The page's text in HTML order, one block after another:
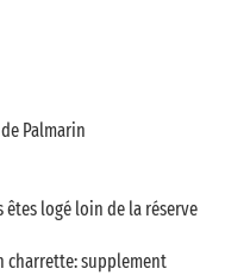
Palmarin
logé loin de la réserve
charrette: supplement